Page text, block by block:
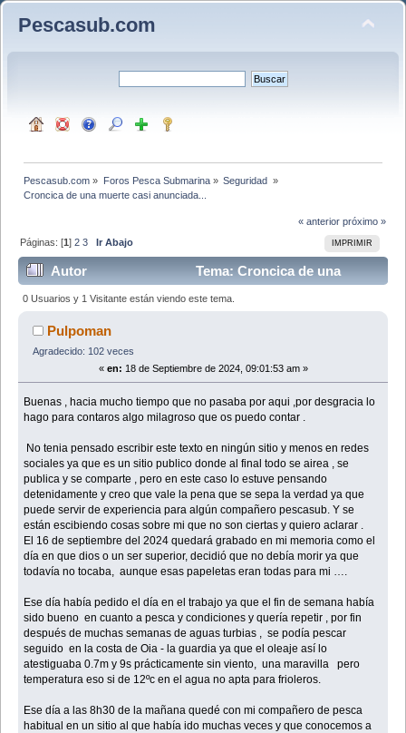
Pescasub.com
Pescasub.com » Foros Pesca Submarina» Seguridad »
Croncica de una muerte casi anunciada...
« anterior próximo »
IMPRIMIR
Páginas: [1]2 3 Ir Abajo
Autor
Tema: Croncica de una
muerte casi anunciada... (Leído 19614 veces)
0 Usuarios y 1 Visitante están viendo este tema.
Pulpoman
Agradecido: 102 veces
« en: 18 de Septiembre de 2024, 09:01:53 am »
Buenas , hacia mucho tiempo que no pasaba por aqui ,por desgracia lo
hago para contaros algo milagroso que os puedo contar .
No tenia pensado escribir este texto en ningún sitio y menos en redes
sociales ya que es un sitio publico donde al final todo se airea , se
publica y se comparte , pero en este caso lo estuve pensando
detenidamente y creo que vale la pena que se sepa la verdad ya que
puede servir de experiencia para algún compañero pescasub. Y se
están escibiendo cosas sobre mi que no son ciertas y quiero aclarar .
El 16 de septiembre del 2024 quedará grabado en mi memoria como el
día en que dios o un ser superior, decidió que no debía morir ya que
todavía no tocaba, aunque esas papeletas eran todas para mi ….
Ese día había pedido el día en el trabajo ya que el fin de semana había
sido bueno en cuanto a pesca y condiciones y quería repetir , por fin
después de muchas semanas de aguas turbias , se podía pescar
seguido en la costa de Oia - la guardia ya que el oleaje así lo
atestiguaba 0.7m y 9s prácticamente sin viento, una maravilla pero
temperatura eso si de 12ºc en el agua no apta para frioleros.
Ese día a las 8h30 de la mañana quedé con mi compañero de pesca
habitual en un sitio al que había ido muchas veces y que conocemos a